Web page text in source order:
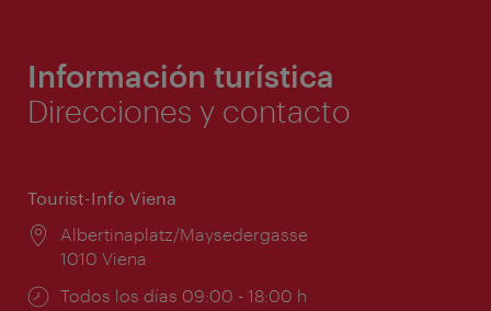
Información turística
Direcciones y contacto
Tourist-Info Viena
Lugar:
Albertinaplatz/Maysedergasse
1010 Viena
Horarios
Todos los días 09:00 - 18:00 h